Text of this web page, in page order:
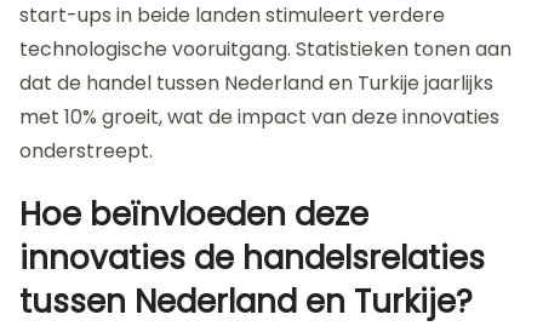
start-ups in beide landen stimuleert verdere
technologische vooruitgang. Statistieken tonen aan
dat de handel tussen Nederland en Turkije jaarlijks
met 10% groeit, wat de impact van deze innovaties
onderstreept.
Hoe beïnvloeden deze
innovaties de handelsrelaties
tussen Nederland en Turkije?